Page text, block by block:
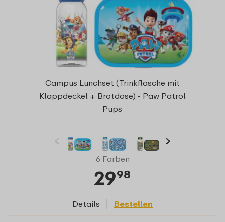
Campus Lunchset (Trinkflasche mit
Klappdeckel + Brotdose) - Paw Patrol
Pups
6 Farben
2998
Details Bestellen